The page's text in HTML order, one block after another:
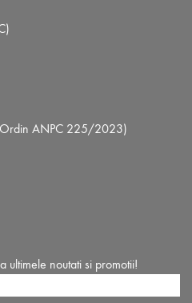
ANPC 225/2023)
ultimele noutati si promotii!